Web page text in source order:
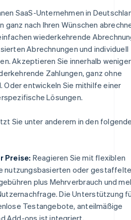
SaaS-Unternehmen in
ganz nach Ihren Wünschen
wiederkehrende
Abrechnungen und individuell
Akzeptieren Sie innerhalb weniger
Zahlungen, ganz ohne
Oder entwickeln Sie mithilfe einer
Lösungen.
Sie unter anderem in den
Preise: Reagieren Sie mit flexiblen
nutzungsbasierten oder
plus Mehrverbrauch und
Die Unterstützung
Testangebote, anteilmäßige
Add-ons ist integriert.